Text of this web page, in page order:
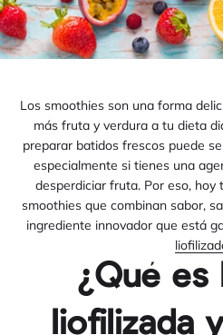
Los smoothies son una forma
más fruta y verdura a tu dieta
preparar batidos frescos puede
especialmente si tienes una
desperdiciar fruta. Por eso,
smoothies que combinan sabor,
ingrediente innovador que está
¿Qué es
liofilizada